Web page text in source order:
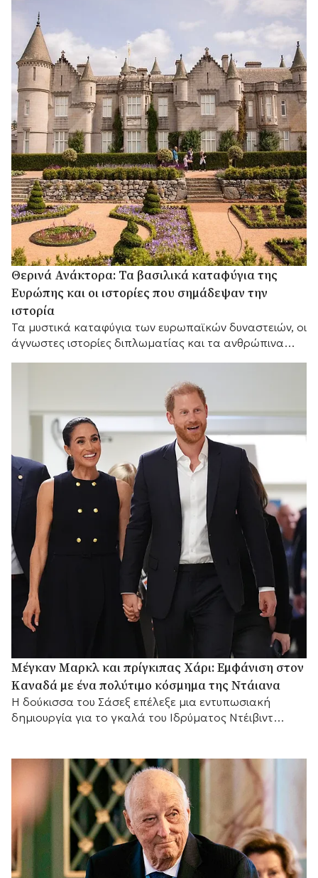
Θερινά Ανάκτορα: Τα βασιλικά καταφύγια της
Ευρώπης και οι ιστορίες που σημάδεψαν την
ιστορία
Τα μυστικά καταφύγια των ευρωπαϊκών δυναστειών, οι
άγνωστες ιστορίες διπλωματίας και τα ανθρώπινα
Μέγκαν Μαρκλ και πρίγκιπας Χάρι: Εμφάνιση στον
Καναδά με ένα πολύτιμο κόσμημα της Ντάιανα
Η δούκισσα του Σάσεξ επέλεξε μια εντυπωσιακή
δημιουργία για το γκαλά του Ιδρύματος Ντέιβιντ